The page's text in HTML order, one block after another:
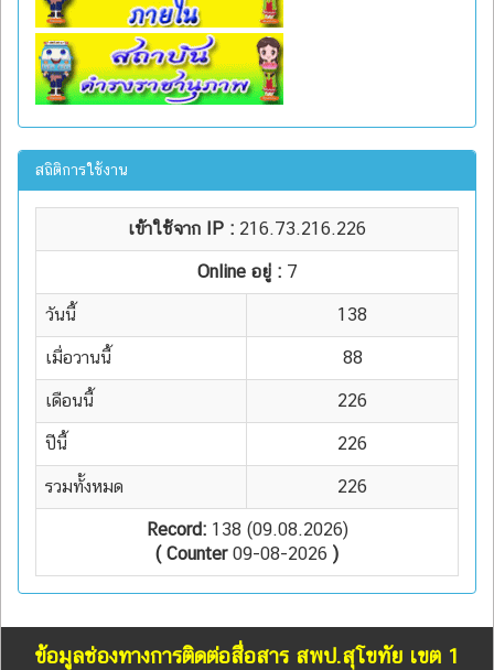
สถิติการใช้งาน
เข้าใช้จาก IP : 216.73.216.226
Online อยู่ : 7
วันนี้ 138
เมื่อวานนี้ 88
เดือนนี้ 226
ปีนี้ 226
รวมทั้งหมด 226
Record:138 (09.08.2026)
( Counter09-08-2026 )
ข้อมูลช่องทางการติดต่อสื่อสาร สพป.สุโขทัย เขต 1